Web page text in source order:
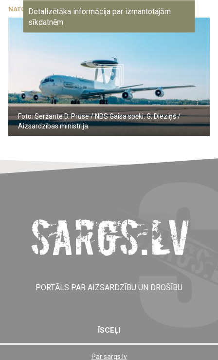
NATO 4.08.2026
Foto: Seržante D. Prūse / NBS Gaisa spēki, G. Dieziņš /
Aizsardzības ministrija
PORTĀLS PAR AIZSARDZĪBU UN DROŠĪBU
ĪSCEĻI
Par sargs.lv
Detalizētāka informācija par izmantotajām
sīkdatnēm